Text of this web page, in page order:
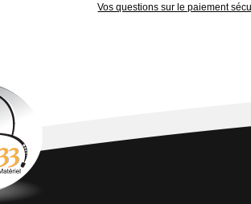
Vos questions sur le paiement